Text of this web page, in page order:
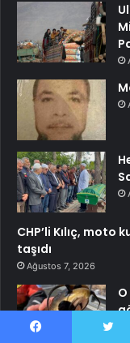
CHP’li Kılıç, moto
taşıdı
Ağustos 7, 2026